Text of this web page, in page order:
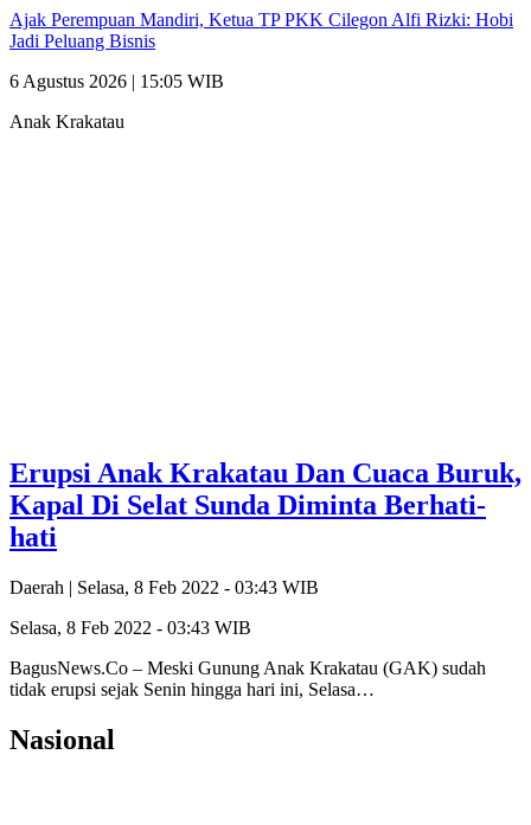
Ajak Perempuan Mandiri, Ketua TP PKK Cilegon Alfi Rizki: Hobi
Jadi Peluang Bisnis
6 Agustus 2026 | 15:05 WIB
Anak Krakatau
Erupsi Anak Krakatau Dan Cuaca Buruk,
Kapal Di Selat Sunda Diminta Berhati-
hati
Daerah | Selasa, 8 Feb 2022 - 03:43 WIB
Selasa, 8 Feb 2022 - 03:43 WIB
BagusNews.Co – Meski Gunung Anak Krakatau (GAK) sudah
tidak erupsi sejak Senin hingga hari ini, Selasa…
Nasional